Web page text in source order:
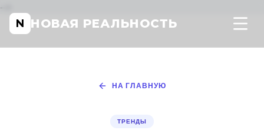
-->
N НОВАЯ РЕАЛЬНОСТЬ
НА ГЛАВНУЮ
ТРЕНДЫ